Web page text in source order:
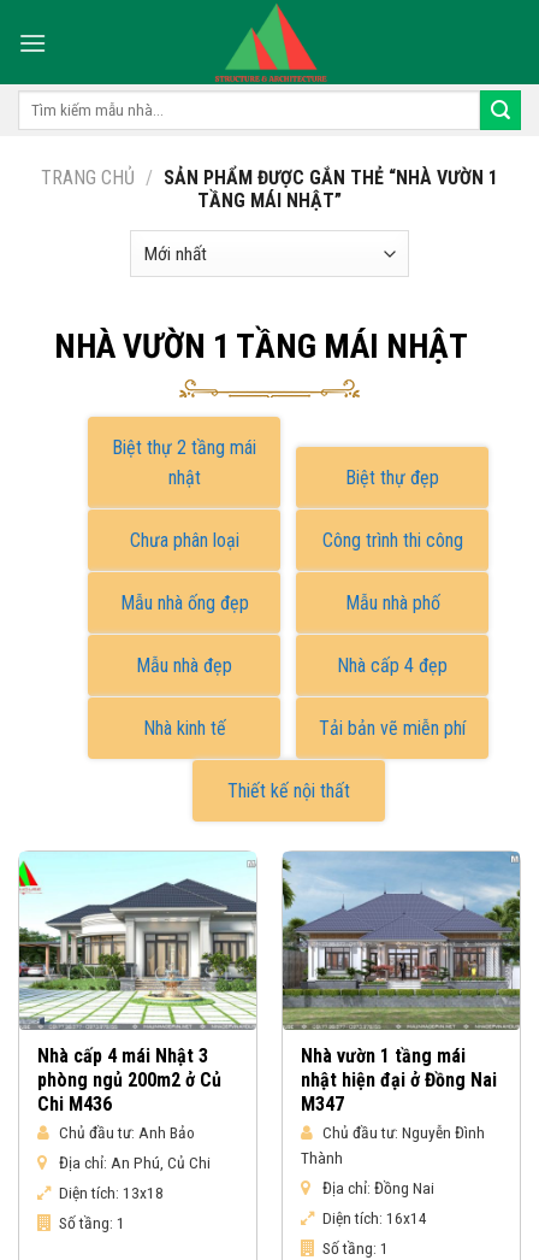
Tìm
TRANG CHỦ / SẢN PHẨM ĐƯỢC GẮN THẺ “NHÀ VƯỜN 1
TẦNG MÁI NHẬT”
NHÀ VƯỜN 1 TẦNG MÁI NHẬT
Biệt thự 2 tầng mái
nhật
Biệt thự đẹp
Chưa phân loại Công trình thi công
Mẫu nhà ống đẹp Mẫu nhà phố
Mẫu nhà đẹp Nhà cấp 4 đẹp
Nhà kinh tế Tải bản vẽ miễn phí
Thiết kế nội thất
Nhà cấp 4 mái Nhật 3
phòng ngủ 200m2 ở Củ
Chi M436
Chủ đầu tư: Anh Bảo
Địa chỉ: An Phú, Củ Chi
Diện tích: 13x18
Số tầng: 1
Nhà vườn 1 tầng mái
nhật hiện đại ở Đồng Nai
M347
Chủ đầu tư: Nguyễn Đình
Thành
Địa chỉ: Đồng Nai
Diện tích: 16x14
Số tầng: 1